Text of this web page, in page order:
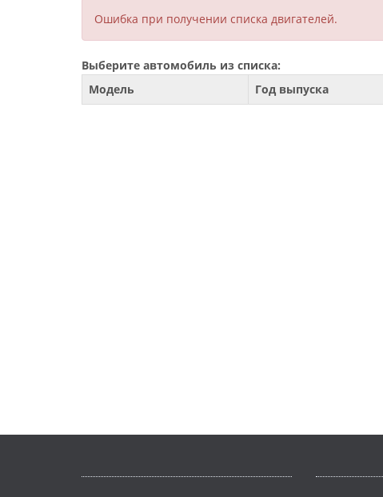
Ошибка при получении списка двигателей.
Выберите автомобиль из списка:
Модель
Год выпуска